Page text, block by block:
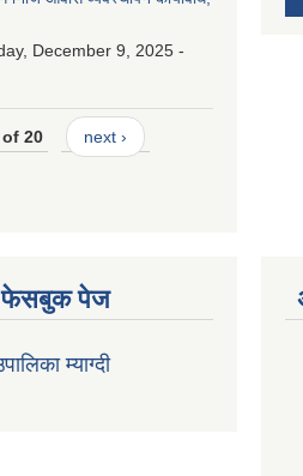
December 9, 2025 -
of 20 next ›
फेसबुक पेज
म्याग्दी